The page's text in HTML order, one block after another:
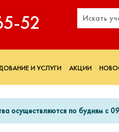
И УСЛУГИ АКЦИИ
осуществляются по будням с